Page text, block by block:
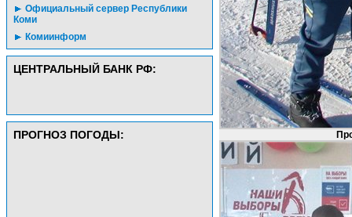
Официальный сервер Республики
Коми
Комиинформ
ЦЕНТРАЛЬНЫЙ БАНК РФ:
ПРОГНОЗ ПОГОДЫ: